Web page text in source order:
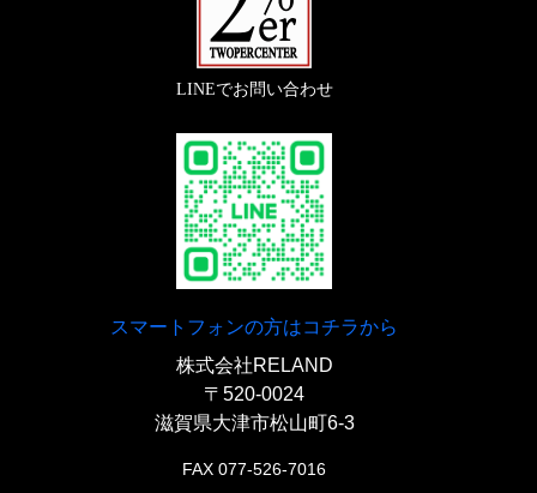
LINEでお問い合わせ
スマートフォンの方はコチラから
株式会社RELAND
〒520-0024
滋賀県大津市松山町6-3
FAX 077-526-7016